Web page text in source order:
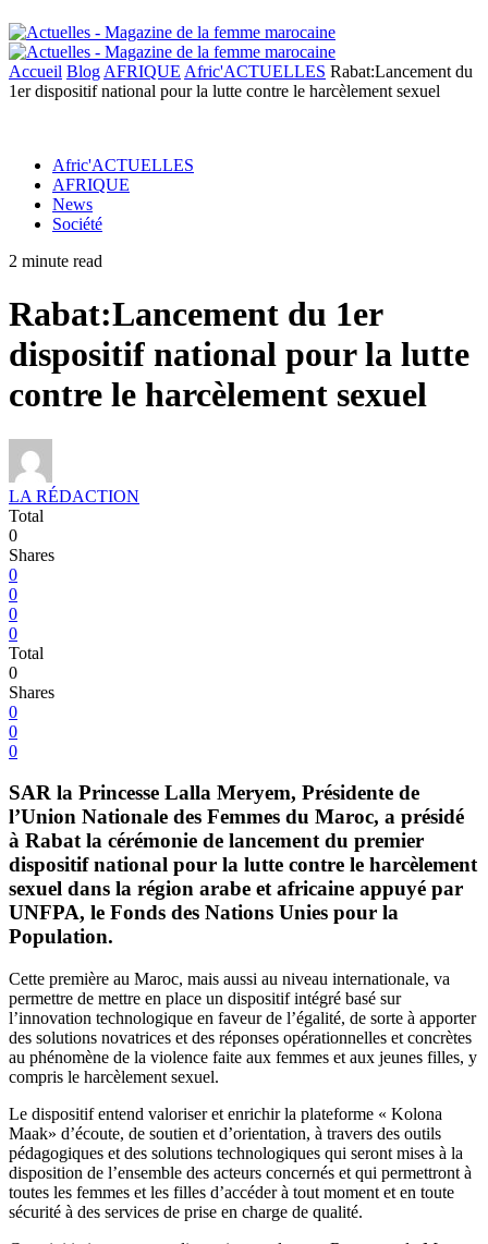
Accueil Blog AFRIQUE Afric'ACTUELLES Rabat:Lancement du
1er dispositif national pour la lutte contre le harcèlement sexuel
Afric'ACTUELLES
AFRIQUE
News
Société
2 minute read
Rabat:Lancement du 1er
dispositif national pour la lutte
contre le harcèlement sexuel
LA RÉDACTION
Total
0
Shares
0
0
0
0
Total
0
Shares
0
0
0
SAR la Princesse Lalla Meryem, Présidente de
l’Union Nationale des Femmes du Maroc, a présidé
à Rabat la cérémonie de lancement du premier
dispositif national pour la lutte contre le harcèlement
sexuel dans la région arabe et africaine appuyé par
UNFPA, le Fonds des Nations Unies pour la
Population.
Cette première au Maroc, mais aussi au niveau internationale, va
permettre de mettre en place un dispositif intégré basé sur
l’innovation technologique en faveur de l’égalité, de sorte à apporter
des solutions novatrices et des réponses opérationnelles et concrètes
au phénomène de la violence faite aux femmes et aux jeunes filles, y
compris le harcèlement sexuel.
Le dispositif entend valoriser et enrichir la plateforme « Kolona
Maak» d’écoute, de soutien et d’orientation, à travers des outils
pédagogiques et des solutions technologiques qui seront mises à la
disposition de l’ensemble des acteurs concernés et qui permettront à
toutes les femmes et les filles d’accéder à tout moment et en toute
sécurité à des services de prise en charge de qualité.